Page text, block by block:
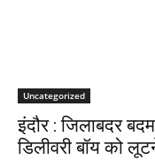
Uncategorized
इंदौर : जिलाबदर
डिलीवरी बॉय को